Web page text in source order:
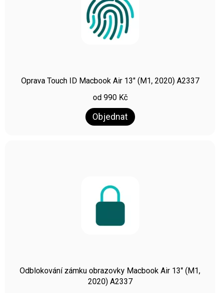
Oprava Touch ID Macbook Air 13″ (M1, 2020) A2337
od 990 Kč
Objednat
Odblokování zámku obrazovky Macbook Air 13″ (M1,
2020) A2337